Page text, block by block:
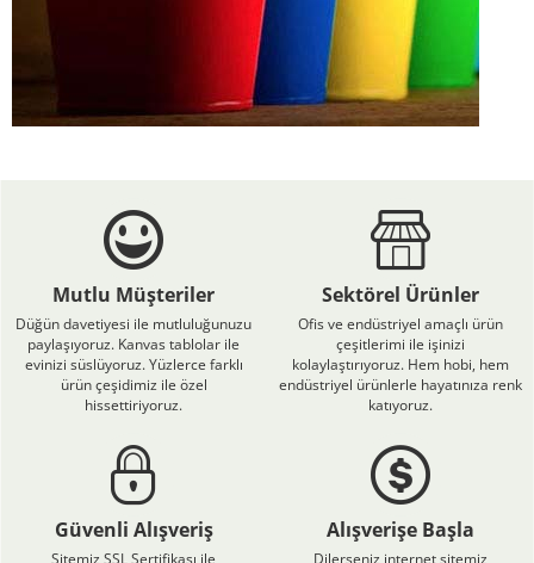
Mutlu Müşteriler
Düğün davetiyesi ile mutluluğunuzu
paylaşıyoruz. Kanvas tablolar ile
evinizi süslüyoruz. Yüzlerce farklı
ürün çeşidimiz ile özel
hissettiriyoruz.
Sektörel Ürünler
Ofis ve endüstriyel amaçlı ürün
çeşitlerimi ile işinizi
kolaylaştırıyoruz. Hem hobi, hem
endüstriyel ürünlerle hayatınıza renk
katıyoruz.
Güvenli Alışveriş
Sitemiz SSL Sertifikası ile
Alışverişe Başla
Dilerseniz internet sitemiz